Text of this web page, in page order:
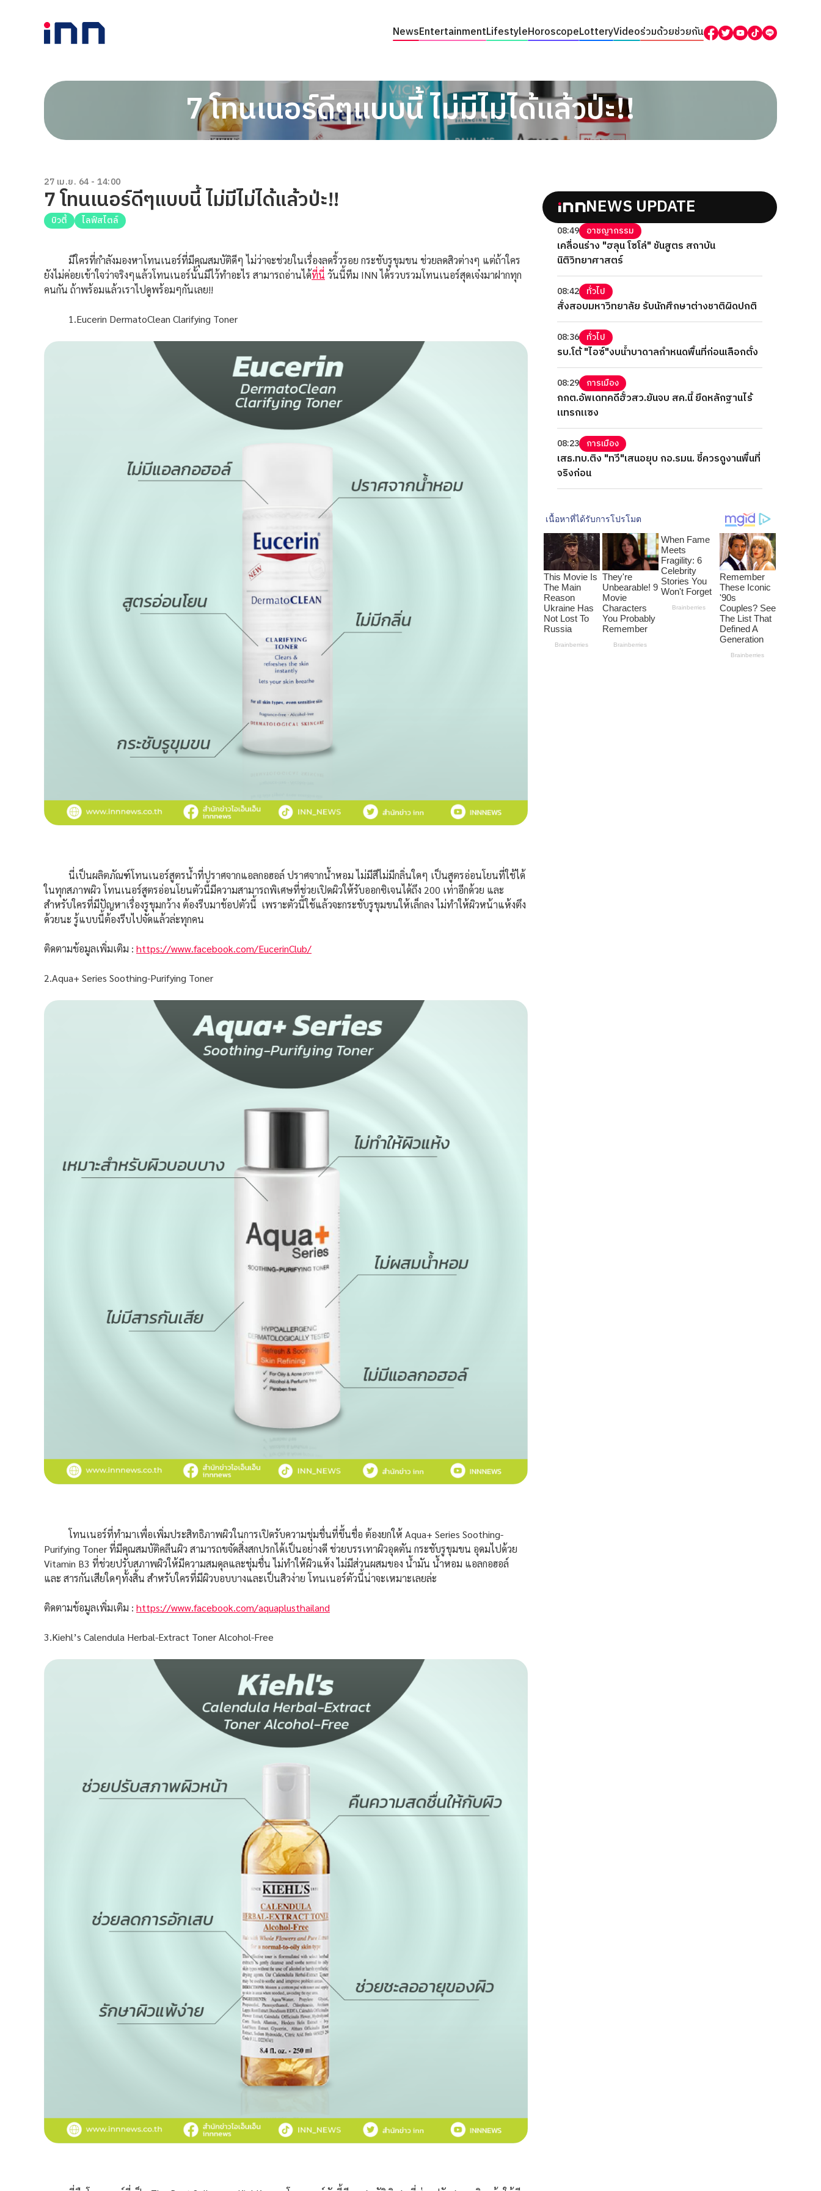
NewsEntertainmentLifestyleHoroscopeLotteryVideoร่วมด้วยช่วยกัน
7 โทนเนอร์ดีๆแบบนี้ ไม่มีไม่ได้แล้วป่ะ!!
27 เม.ย. 64 - 14:00
7 โทนเนอร์ดีๆแบบนี้ ไม่มีไม่ได้แล้วป่ะ!!
บิวตี้ ไลฟ์สไตล์
มีใครที่กำลังมองหาโทนเนอร์ที่มีคุณสมบัติดีๆ ไม่ว่าจะช่วยในเรื่องลดริ้วรอย กระชับรูขุมขน ช่วยลดสิวต่างๆ แต่ถ้าใคร
ยังไม่ค่อยเข้าใจว่าจริงๆแล้วโทนเนอร์นั้นมีไว้ทำอะไร สามารถอ่านได้ที่นี่ วันนี้ทีม INN ได้รวบรวมโทนเนอร์สุดเจ๋งมาฝากทุก
คนกัน ถ้าพร้อมแล้วเราไปดูพร้อมๆกันเลย!!
1.Eucerin DermatoClean Clarifying Toner
นี่เป็นผลิตภัณฑ์โทนเนอร์สูตรน้ำที่ปราศจากแอลกอฮอล์ ปราศจากน้ำหอม ไม่มีสีไม่มีกลิ่นใดๆ เป็นสูตรอ่อนโยนที่ใช้ได้
ในทุกสภาพผิว โทนเนอร์สูตรอ่อนโยนตัวนี้มีความสามารถพิเศษที่ช่วยเปิดผิวให้รับออกซิเจนได้ถึง 200 เท่าอีกด้วย และ
สำหรับใครที่มีปัญหาเรื่องรูขุมกว้าง ต้องรีบมาช้อปตัวนี้ เพราะตัวนี้ใช้แล้วจะกระชับรูขุมขนให้เล็กลง ไม่ทำให้ผิวหน้าแห้งตึง
ด้วยนะ รู้แบบนี้ต้องรีบไปจัดแล้วล่ะทุกคน
ติดตามข้อมูลเพิ่มเติม : https://www.facebook.com/EucerinClub/
2.Aqua+ Series Soothing-Purifying Toner
โทนเนอร์ที่ทำมาเพื่อเพิ่มประสิทธิภาพผิวในการเปิดรับความชุ่มชื่นที่ขึ้นชื่อ ต้องยกให้ Aqua+ Series Soothing-
Purifying Toner ที่มีคุณสมบัติคลีนผิว สามารถขจัดสิ่งสกปรกได้เป็นอย่างดี ช่วยบรรเทาผิวอุดตัน กระชับรูขุมขน อุดมไปด้วย
Vitamin B3 ที่ช่วยปรับสภาพผิวให้มีความสมดุลและชุ่มชื่น ไม่ทำให้ผิวแห้ง ไม่มีส่วนผสมของ น้ำมัน น้ำหอม แอลกอฮอล์
และ สารกันเสียใดๆทั้งสิ้น สำหรับใครที่มีผิวบอบบางและเป็นสิวง่าย โทนเนอร์ตัวนี้น่าจะเหมาะเลยล่ะ
ติดตามข้อมูลเพิ่มเติม : https://www.facebook.com/aquaplusthailand
3.Kiehl’s Calendula Herbal-Extract Toner Alcohol-Free
NEWS UPDATE
08:49 อาชญากรรม
เคลื่อนร่าง "ฮลุน โซโล่" ชันสูตร สถาบัน
นิติวิทยาศาสตร์
08:42 ทั่วไป
สั่งสอบมหาวิทยาลัย รับนักศึกษาต่างชาติผิดปกติ
08:36 ทั่วไป
รบ.โต้ "ไอซ์"งบน้ำบาดาลกำหนดพื้นที่ก่อนเลือกตั้ง
08:29 การเมือง
กกต.อัพเดทคดีฮั้วสว.ยันจบ สค.นี้ ยึดหลักฐานไร้
แทรกแซง
08:23 การเมือง
เสธ.ทบ.ติง "ทวี"เสนอยุบ กอ.รมน. ชี้ควรดูงานพื้นที่
จริงก่อน